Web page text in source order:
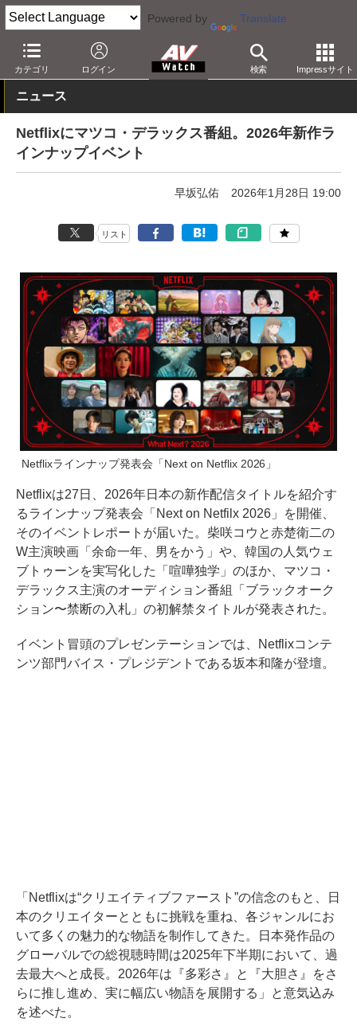
Powered by Translate
カテゴリ ログイン 検索 Impressサイト
AV Watch コンテンツ・サービス 映像配信 Netflix
ニュース
Netflixにマツコ・デラックス番組。2026年新作ラ
インナップイベント
早坂弘佑 2026年1月28日 19:00
リスト
Netflixラインナップ発表会「Next on Netflix 2026」
Netflixは27日、2026年日本の新作配信タイトルを紹介す
るラインナップ発表会「Next on Netfilx 2026」を開催、
そのイベントレポートが届いた。柴咲コウと赤楚衛二の
W主演映画「余命一年、男をかう」や、韓国の人気ウェ
ブトゥーンを実写化した「喧嘩独学」のほか、マツコ・
デラックス主演のオーディション番組「ブラックオーク
ション〜禁断の入札」の初解禁タイトルが発表された。
イベント冒頭のプレゼンテーションでは、Netflixコンテ
ンツ部門バイス・プレジデントである坂本和隆が登壇。
「Netflixは“クリエイティブファースト”の信念のもと、日
本のクリエイターとともに挑戦を重ね、各ジャンルにお
いて多くの魅力的な物語を制作してきた。日本発作品の
グローバルでの総視聴時間は2025年下半期において、過
去最大へと成長。2026年は『多彩さ』と『大胆さ』をさ
らに推し進め、実に幅広い物語を展開する」と意気込み
を述べた。